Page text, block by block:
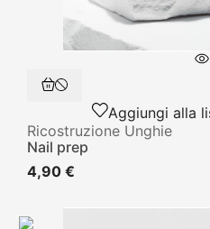
Aggiungi alla
Ricostruzione Unghie
Nail prep
4,90 €